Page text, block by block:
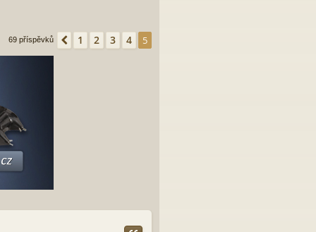
69 příspěvků Předchozí
1 2 3 4 5